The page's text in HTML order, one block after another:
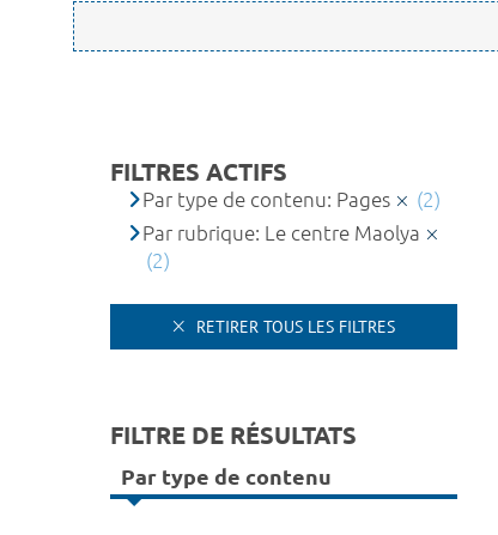
FILTRES ACTIFS
Par type de contenu: Pages
(2)
Par rubrique: Le centre Maolya
(2)
RETIRER TOUS LES FILTRES
FILTRE DE RÉSULTATS
Par type de contenu